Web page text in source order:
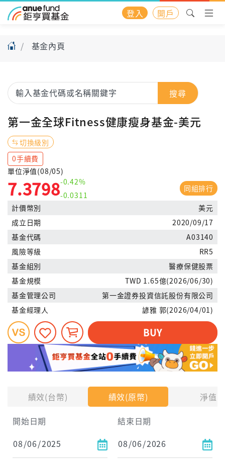
登入 開戶
基金內頁
績效(台幣) 績效(原幣)
淨值
開始日期
結束日期
搜尋
第一金全球Fitness健康瘦身基金-美元
切換級別
0手續費
單位淨值(08/05)
7.3798-0.42%
-0.0311
同組排行
計價幣別
美元
成立日期
2020/09/17
基金代碼
A03140
風險等級
RR5
基金組別
醫療保健股票
基金規模
TWD 1.65億(2026/06/30)
基金管理公司
第一金證券投資信託股份有限公司
基金經理人
諺雅 郭(2026/04/01)
BUY